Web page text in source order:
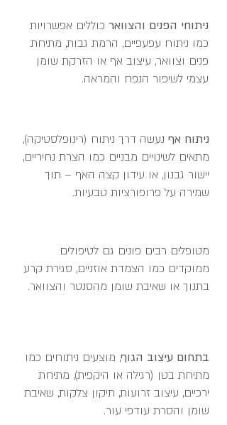
ניתוחי הפנים והצוואר כוללים אפשרויות
כמו ניתוח עפעפיים, הרמת גבות, מתיחת
פנים וצוואר, עיצוב אף או הזרקת שומן
עצמי לשיפור הנפח והמראה.
ניתוח אף נעשה דרך ניתוח (רינופלסטיקה),
מתאים לשינויים מבניים כמו הצרת נחיריים,
יישור גבנון, או עידון קצה האף – תוך
שמירה על פרופורציות טבעיות.
מטופלים רבים פונים גם לטיפולים
ממוקדים כמו הצמדת אוזניים, סגירת קרע
בתנוך או שאיבת שומן מהסנטר והצוואר.​
בתחום עיצוב הגוף, מוצעים ניתוחים כמו
מתיחת בטן (רגילה או היקפית), מתיחת
ירכיים, עיצוב זרועות, תיקון צלקות, שאיבת
שומן והסרת עודפי עור.